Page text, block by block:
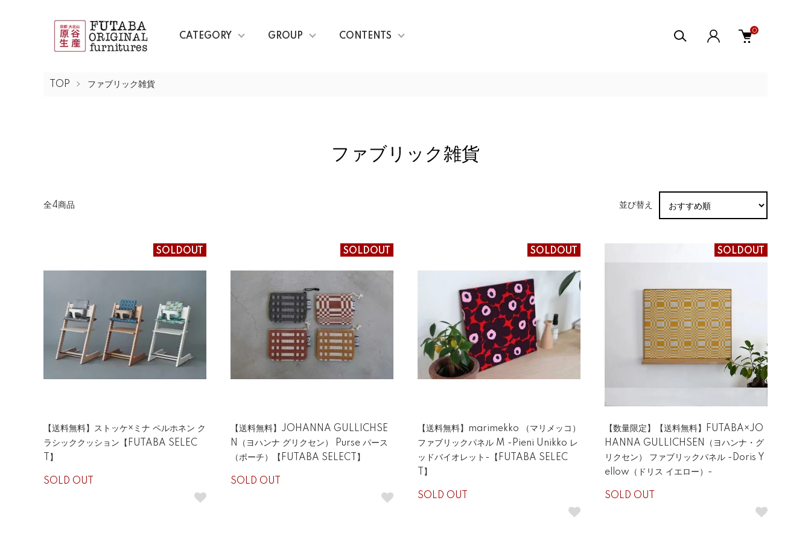
CATEGORY GROUP CONTENTS
0
TOP ファブリック雑貨
ファブリック雑貨
全4商品 並び替え
SOLDOUT
【送料無料】ストッケ×ミナ ペルホネン ク
ラシッククッション【FUTABA SELEC
T】
SOLD OUT
SOLDOUT
【送料無料】JOHANNA GULLICHSE
N（ヨハンナ グリクセン） Purse パース
（ポーチ）【FUTABA SELECT】
SOLD OUT
SOLDOUT
【送料無料】marimekko （マリメッコ）
ファブリックパネル M -Pieni Unikko レ
ッドバイオレット-【FUTABA SELEC
T】
SOLD OUT
SOLDOUT
【数量限定】【送料無料】FUTABA×JO
HANNA GULLICHSEN（ヨハンナ・グ
リクセン） ファブリックパネル -Doris Y
ellow（ドリス イエロー）-
SOLD OUT